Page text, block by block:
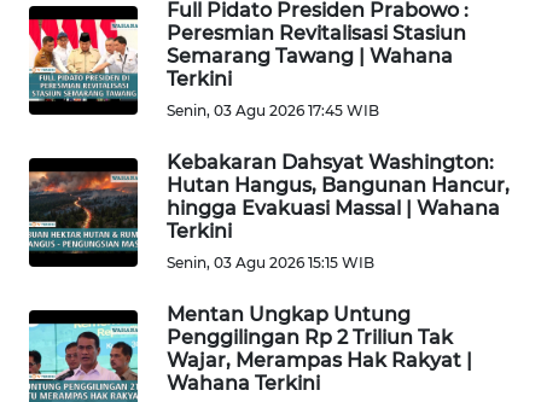
Full Pidato Presiden Prabowo :
Peresmian Revitalisasi Stasiun
Semarang Tawang | Wahana
Terkini
Senin, 03 Agu 2026 17:45 WIB
Kebakaran Dahsyat Washington:
Hutan Hangus, Bangunan Hancur,
hingga Evakuasi Massal | Wahana
Terkini
Senin, 03 Agu 2026 15:15 WIB
Mentan Ungkap Untung
Penggilingan Rp 2 Triliun Tak
Wajar, Merampas Hak Rakyat |
Wahana Terkini
WN
PAPUA
BARAT
WN
WN
SERAMBI
JAMBI
WN